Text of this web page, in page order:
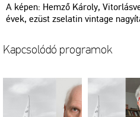
A képen: Hemző Ká­roly,
évek, ezüst zse­la­tin vin­tage
Kap­cso­ló­dó prog­ra­mok